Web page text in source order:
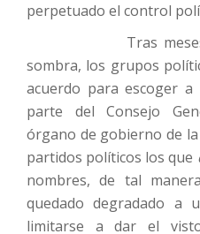
perpetuado el control
Tras meses de
sombra, los grupos
acuerdo para escoger
parte del Consejo
órgano de gobierno de la
partidos políticos los que
nombres, de tal
quedado degradado a
limitarse a dar el